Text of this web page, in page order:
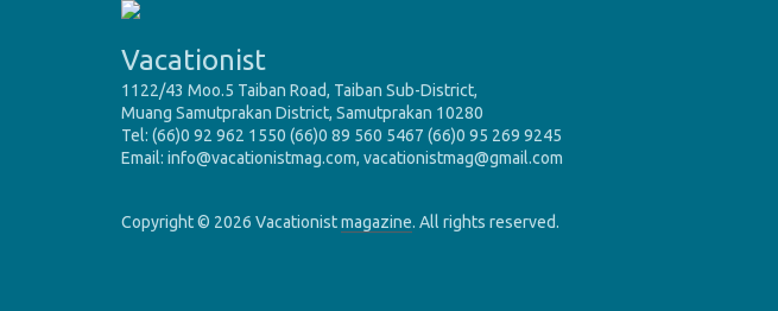
Vacationist
1122/43 Moo.5 Taiban Road, Taiban Sub-District,
Muang Samutprakan District, Samutprakan 10280
Tel: (66)0 92 962 1550 (66)0 89 560 5467 (66)0 95 269 9245
Email: info@vacationistmag.com, vacationistmag@gmail.com
Copyright © 2026 Vacationistmagazine. All rights reserved.